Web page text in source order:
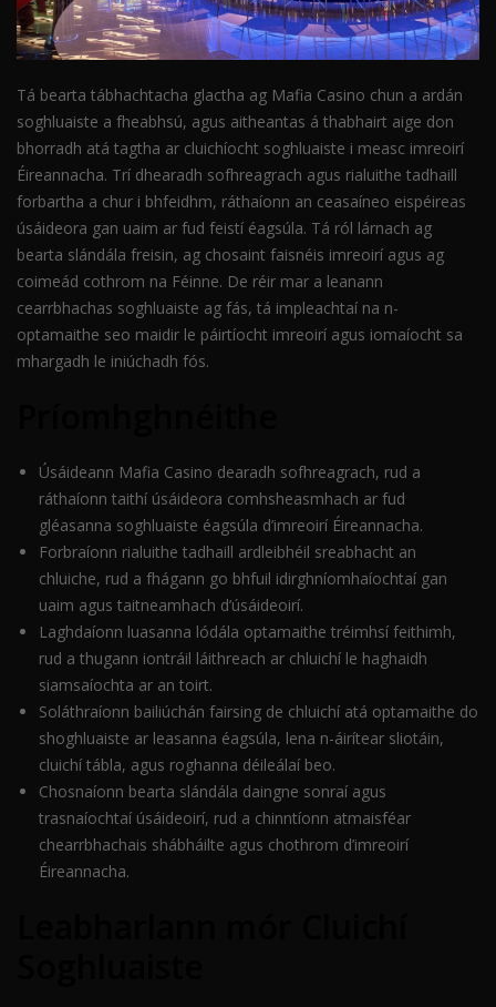
Tá bearta tábhachtacha glactha ag Mafia Casino chun a ardán
soghluaiste a fheabhsú, agus aitheantas á thabhairt aige don
bhorradh atá tagtha ar cluichíocht soghluaiste i measc imreoirí
Éireannacha. Trí dhearadh sofhreagrach agus rialuithe tadhaill
forbartha a chur i bhfeidhm, ráthaíonn an ceasaíneo eispéireas
úsáideora gan uaim ar fud feistí éagsúla. Tá ról lárnach ag
bearta slándála freisin, ag chosaint faisnéis imreoirí agus ag
coimeád cothrom na Féinne. De réir mar a leanann
cearrbhachas soghluaiste ag fás, tá impleachtaí na n-
optamaithe seo maidir le páirtíocht imreoirí agus iomaíocht sa
mhargadh le iniúchadh fós.
Úsáideann Mafia Casino dearadh sofhreagrach, rud a
ráthaíonn taithí úsáideora comhsheasmhach ar fud
gléasanna soghluaiste éagsúla d’imreoirí Éireannacha.
Forbraíonn rialuithe tadhaill ardleibhéil sreabhacht an
chluiche, rud a fhágann go bhfuil idirghníomhaíochtaí gan
uaim agus taitneamhach d’úsáideoirí.
Laghdaíonn luasanna lódála optamaithe tréimhsí feithimh,
rud a thugann iontráil láithreach ar chluichí le haghaidh
siamsaíochta ar an toirt.
Soláthraíonn bailiúchán fairsing de chluichí atá optamaithe do
shoghluaiste ar leasanna éagsúla, lena n-áirítear sliotáin,
cluichí tábla, agus roghanna déileálaí beo.
Chosnaíonn bearta slándála daingne sonraí agus
trasnaíochtaí úsáideoirí, rud a chinntíonn atmaisféar
chearrbhachais shábháilte agus chothrom d’imreoirí
Éireannacha.